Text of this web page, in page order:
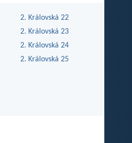
2. Královská 22
2. Královská 23
2. Královská 24
2. Královská 25